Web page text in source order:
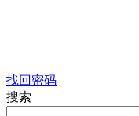
找回密码
搜索